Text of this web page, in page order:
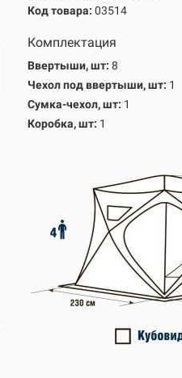
Код товара: 03514
Комплектация
Ввертыши, шт: 8
Чехол под ввертыши, шт: 1
Сумка-чехол, шт: 1
Коробка, шт: 1